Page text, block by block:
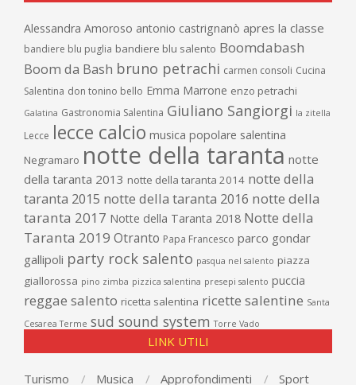
Alessandra Amoroso antonio castrignanò apres la classe
bandiere blu puglia bandiere blu salento Boomdabash
Boom da Bash bruno petrachi carmen consoli Cucina
Salentina don tonino bello Emma Marrone enzo petrachi
Galatina Gastronomia Salentina Giuliano Sangiorgi la zitella
Lecce lecce calcio musica popolare salentina
Negramaro notte della taranta notte
della taranta 2013 notte della taranta 2014 notte della
taranta 2015 notte della taranta 2016 notte della
taranta 2017 Notte della Taranta 2018 Notte della
Taranta 2019 Otranto Papa Francesco parco gondar
gallipoli party rock salento pasqua nel salento piazza
giallorossa pino zimba pizzica salentina presepi salento puccia
reggae salento ricetta salentina ricette salentine Santa
Cesarea Terme sud sound system Torre Vado
LINK UTILI
Turismo Musica Approfondimenti Sport